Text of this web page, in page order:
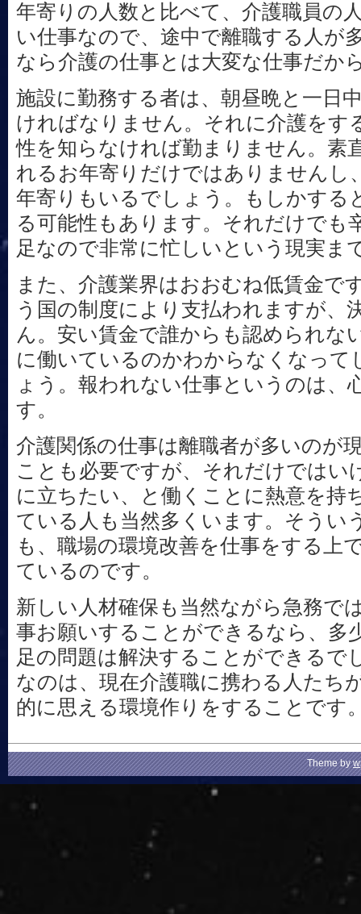
年寄りの人数と比べて、介護職員の
い仕事なので、途中で離職する人が
なら介護の仕事とは大変な仕事だか
施設に勤務する者は、朝昼晩と一日
ければなりません。それに介護をす
性を知らなければ勤まりません。素
れるお年寄りだけではありませんし
年寄りもいるでしょう。もしかする
る可能性もあります。それだけでも
足なので非常に忙しいという現実ま
また、介護業界はおおむね低賃金で
う国の制度により支払われますが、
ん。安い賃金で誰からも認められな
に働いているのかわからなくなって
ょう。報われない仕事というのは、
す。
介護関係の仕事は離職者が多いのが
ことも必要ですが、それだけではい
に立ちたい、と働くことに熱意を持
ている人も当然多くいます。そうい
も、職場の環境改善を仕事をする上
ているのです。
新しい人材確保も当然ながら急務で
事お願いすることができるなら、多
足の問題は解決することができるで
なのは、現在介護職に携わる人たち
的に思える環境作りをすることです
Theme by